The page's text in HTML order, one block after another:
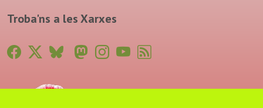
Troba'ns a les Xarxes